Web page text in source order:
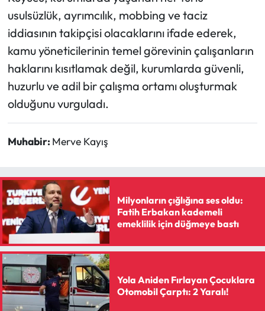
usulsüzlük, ayrımcılık, mobbing ve taciz
iddiasının takipçisi olacaklarını ifade ederek,
kamu yöneticilerinin temel görevinin çalışanların
haklarını kısıtlamak değil, kurumlarda güvenli,
huzurlu ve adil bir çalışma ortamı oluşturmak
olduğunu vurguladı.
Muhabir: Merve Kayış
Milyonların çığlığına ses oldu:
Fatih Erbakan kademeli
emeklilik için düğmeye bastı
Yola Aniden Fırlayan Çocuklara
Otomobil Çarptı: 2 Yaralı!